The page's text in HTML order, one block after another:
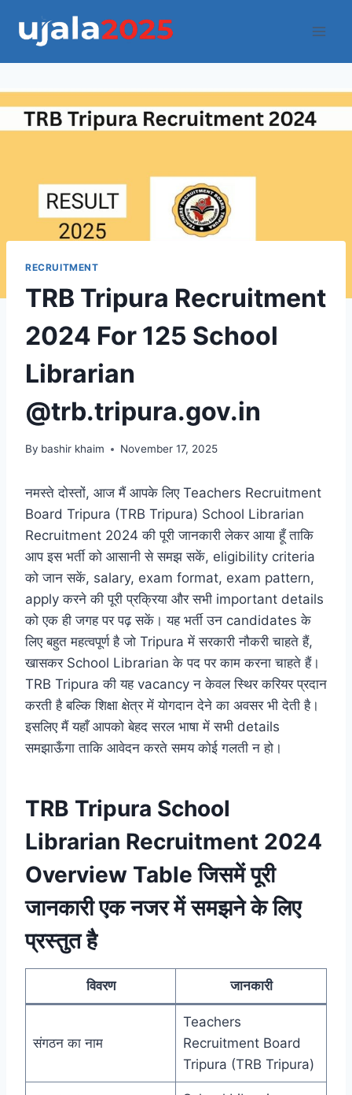
RECRUITMENT
TRB Tripura Recruitment
2024 For 125 School
Librarian
@trb.tripura.gov.in
By bashir khaim November 17, 2025
नमस्ते दोस्तों, आज मैं आपके लिए Teachers Recruitment
Board Tripura (TRB Tripura) School Librarian
Recruitment 2024 की पूरी जानकारी लेकर आया हूँ ताकि
आप इस भर्ती को आसानी से समझ सकें, eligibility criteria
को जान सकें, salary, exam format, exam pattern,
apply करने की पूरी प्रक्रिया और सभी important details
को एक ही जगह पर पढ़ सकें। यह भर्ती उन candidates के
लिए बहुत महत्वपूर्ण है जो Tripura में सरकारी नौकरी चाहते हैं,
खासकर School Librarian के पद पर काम करना चाहते हैं।
TRB Tripura की यह vacancy न केवल स्थिर करियर प्रदान
करती है बल्कि शिक्षा क्षेत्र में योगदान देने का अवसर भी देती है।
इसलिए मैं यहाँ आपको बेहद सरल भाषा में सभी details
समझाऊँगा ताकि आवेदन करते समय कोई गलती न हो।
TRB Tripura School
Librarian Recruitment 2024
Overview Table जिसमें पूरी
जानकारी एक नजर में समझने के लिए
प्रस्तुत है
विवरण जानकारी
संगठन का नाम
Teachers
Recruitment Board
Tripura (TRB Tripura)